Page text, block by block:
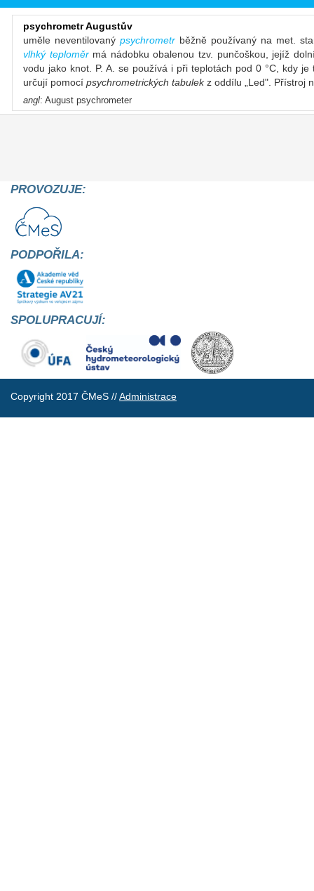
psychrometr Augustův
uměle neventilovaný psychrometrběžně používaný na met.
vlhký teploměr má nádobku obalenou tzv. punčoškou, jejíž
vodu jako knot. P. A. se používá i při teplotách pod 0 °C, kdy
určují pomocí psychrometrických tabulekz oddílu „Led". Přístroj
angl: August psychrometer
PROVOZUJE:
PODPOŘILA:
SPOLUPRACUJÍ:
Copyright 2017 ČMeS //Administrace